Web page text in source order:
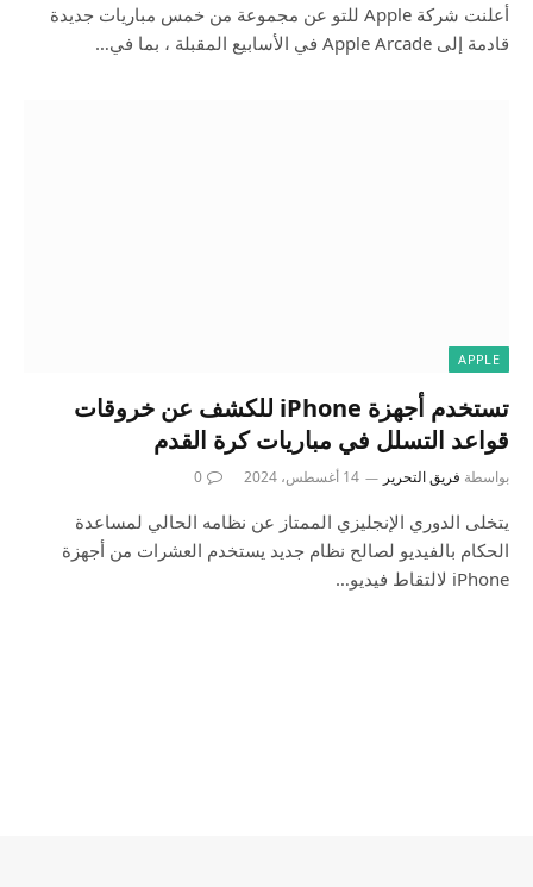
أعلنت شركة Apple للتو عن مجموعة من خمس مباريات جديدة
قادمة إلى Apple Arcade في الأسابيع المقبلة ، بما في…
APPLE
تستخدم أجهزة iPhone للكشف عن خروقات
قواعد التسلل في مباريات كرة القدم
بواسطة فريق التحرير 14 أغسطس، 2024 0
يتخلى الدوري الإنجليزي الممتاز عن نظامه الحالي لمساعدة
الحكام بالفيديو لصالح نظام جديد يستخدم العشرات من أجهزة
iPhone لالتقاط فيديو…